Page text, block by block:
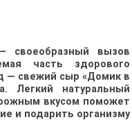
своеобразный вызов
часть здорового
— свежий сыр «Домик в
Легкий натуральный
вкусом поможет
и подарить организму